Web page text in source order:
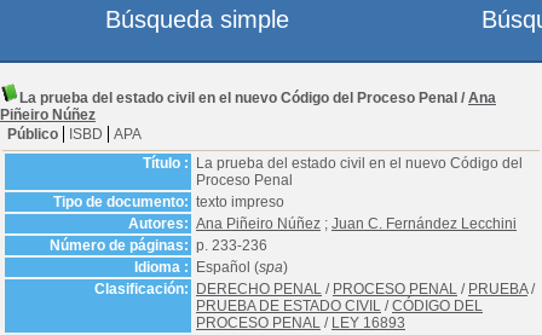
La prueba del estado civil en el nuevo Código del Proceso Penal / Ana
Piñeiro Núñez
Público
ISBD
APA
Título :
La prueba del estado civil en el nuevo Código del
Proceso Penal
Tipo de documento: texto impreso
Autores: Ana Piñeiro Núñez ; Juan C. Fernández Lecchini
Número de páginas: p. 233-236
Idioma :
Español (spa)
Clasificación:
DERECHO PENAL / PROCESO PENAL / PRUEBA/
PRUEBA DE ESTADO CIVIL /CÓDIGO DEL
PROCESO PENAL / LEY 16893
Búsqueda simple